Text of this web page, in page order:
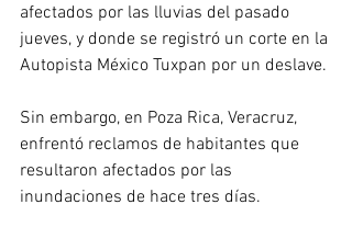
afectados por las lluvias del pasado
jueves, y donde se registró un corte en la
Autopista México Tuxpan por un deslave.
Sin embargo, en Poza Rica, Veracruz,
enfrentó reclamos de habitantes que
resultaron afectados por las
inundaciones de hace tres días.